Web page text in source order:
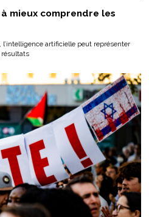
mieux comprendre les
artificielle peut représenter
résultats